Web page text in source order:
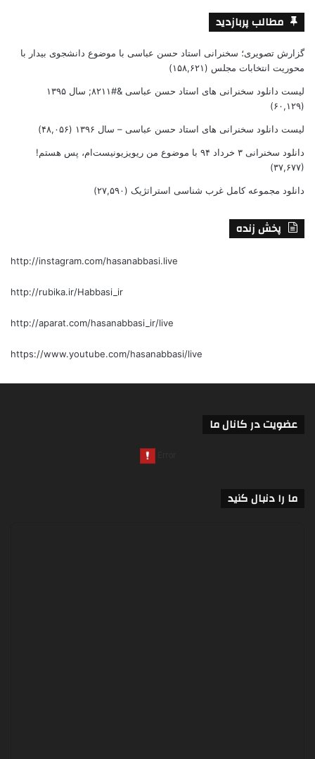
مطالب پربازدید
گزارش تصویری؛ سخنرانی استاد حسن عباسی با موضوع دانشجوی بیدار با
محوریت انتخابات مجلس (۱۵۸,۶۲۱)
لیست دانلود سخنرانی های استاد حسن عباسی &#۸۲۱۱; سال ۱۳۹۵
(۶۰,۱۲۹)
لیست دانلود سخنرانی های استاد حسن عباسی – سال ۱۳۹۶ (۴۸,۰۵۶)
دانلود سخنرانی ۳ خرداد ۹۴ با موضوع من ریویزیونیست‌ام، پس هستم!
(۳۷,۶۷۷)
دانلود مجموعه کامل غرب شناسی استراتژیک (۲۷,۵۹۰)
پخش زنده
http://instagram.com/hasanabbasi.live
http://rubika.ir/Habbasi_ir
http://aparat.com/hasanabbasi_ir/live
https://www.youtube.com/hasanabbasi/live
عضویت در کانال ما
ما را دنبال کنید